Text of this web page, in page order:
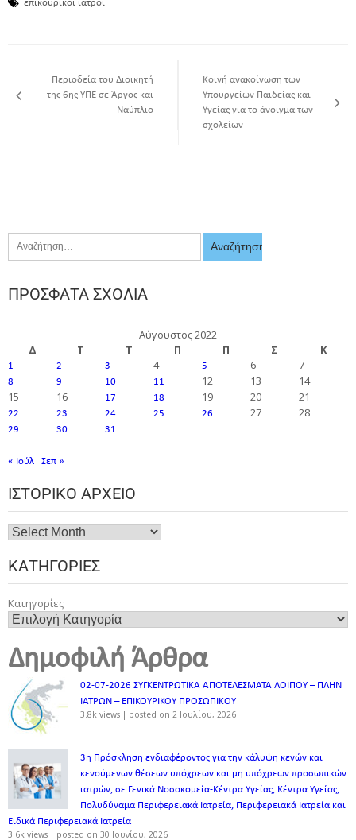
επικουρικοί ιατροί
Περιοδεία του Διοικητή
της 6ης ΥΠΕ σε Άργος και
Ναύπλιο
Κοινή ανακοίνωση των
Υπουργείων Παιδείας και
Υγείας για το άνοιγμα των
σχολείων
ΠΡΌΣΦΑΤΑ ΣΧΌΛΙΑ
Αύγουστος 2022
Δ
Τ Τ Π Π Σ Κ
1 2 3 4 5 6 7
8 9 10 11 12 13
14
15
16 17 18 19 20 21
22 23 24 25 26 27 28
29 30 31
« Ιούλ Σεπ »
ΙΣΤΟΡΙΚΌ ΑΡΧΕΊΟ
ΚΑΤΗΓΟΡΊΕΣ
Κατηγορίες
Δημοφιλή Άρθρα
02-07-2026 ΣΥΓΚΕΝΤΡΩΤΙΚΑ ΑΠΟΤΕΛΕΣΜΑΤΑ ΛΟΙΠΟΥ – ΠΛΗΝ
ΙΑΤΡΩΝ – ΕΠΙΚΟΥΡΙΚΟΥ ΠΡΟΣΩΠΙΚOY
3.8k views | posted on 2 Ιουλίου, 2026
3η Πρόσκληση ενδιαφέροντος για την κάλυψη κενών και
κενούμενων θέσεων υπόχρεων και μη υπόχρεων προσωπικών
ιατρών, σε Γενικά Νοσοκομεία-Κέντρα Υγείας, Κέντρα Υγείας,
Πολυδύναμα Περιφερειακά Ιατρεία, Περιφερειακά Ιατρεία και
Ειδικά Περιφερειακά Ιατρεία
3.6k views | posted on 30 Ιουνίου, 2026